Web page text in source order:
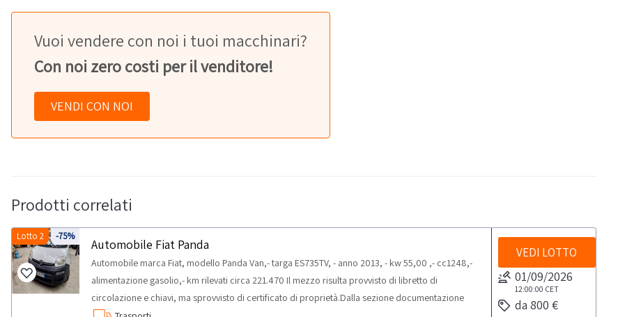
Vuoi vendere con noi i tuoi macchinari?
Con noi zero costi per il venditore!
VENDI CON NOI
Prodotti correlati
-75%
Lotto 2
Automobile Fiat Panda
Automobile marca Fiat, modello Panda Van,- targa ES735TV, - anno 2013, - kw 55,00 ,- cc1248,-
alimentazione gasolio,- km rilevati circa 221.470 Il mezzo risulta provvisto di libretto di
circolazione e chiavi, ma sprovvisto di certificato di proprietà.Dalla sezione documentazione
VEDI LOTTO
01/09/2026
12:00:00 CET
da 800 €